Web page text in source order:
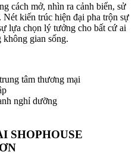
cách mở, nhìn ra cảnh biển, sử
Nét kiến trúc hiện đại pha trộn sự
lựa chọn lý tưởng cho bất cứ ai
gian sống.
tâm thương mại
nghỉ dưỡng
SHOPHOUSE